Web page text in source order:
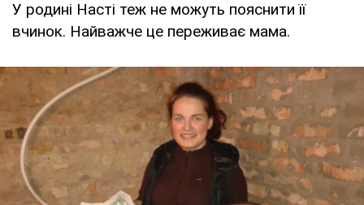
У родині Насті теж не можуть пояснити її
вчинок. Найважче це переживає мама.